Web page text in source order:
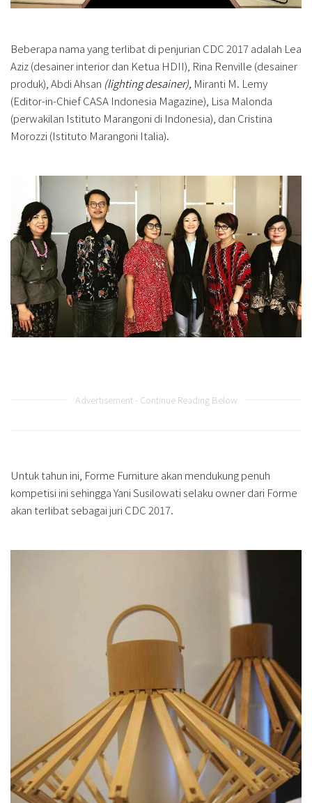
Beberapa nama yang terlibat di penjurian CDC 2017 adalah Lea
Aziz (desainer interior dan Ketua HDII), Rina Renville (desainer
produk), Abdi Ahsan (lighting desainer), Miranti M. Lemy
(Editor-in-Chief CASA Indonesia Magazine), Lisa Malonda
(perwakilan Istituto Marangoni di Indonesia), dan Cristina
Morozzi (Istituto Marangoni Italia).
Advertisement - Continue Reading Below
Untuk tahun ini, Forme Furniture akan mendukung penuh
kompetisi ini sehingga Yani Susilowati selaku owner dari Forme
akan terlibat sebagai juri CDC 2017.